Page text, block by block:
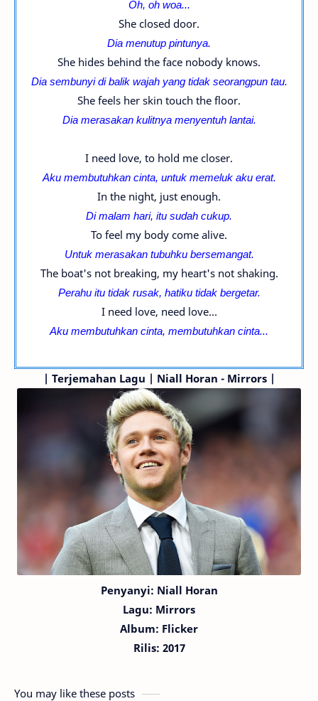
Oh, oh woa...
She closed door.
Dia menutup pintunya.
She hides behind the face nobody knows.
Dia sembunyi di balik wajah yang tidak seorangpun tau.
She feels her skin touch the floor.
Dia merasakan kulitnya menyentuh lantai.
I need love, to hold me closer.
Aku membutuhkan cinta, untuk memeluk aku erat.
In the night, just enough.
Di malam hari, itu sudah cukup.
To feel my body come alive.
Untuk merasakan tubuhku bersemangat.
The boat's not breaking, my heart's not shaking.
Perahu itu tidak rusak, hatiku tidak bergetar.
I need love, need love...
Aku membutuhkan cinta, membutuhkan cinta...
| Terjemahan Lagu | Niall Horan - Mirrors |
Penyanyi: Niall Horan
Lagu: Mirrors
Album: Flicker
Rilis: 2017
You may like these posts